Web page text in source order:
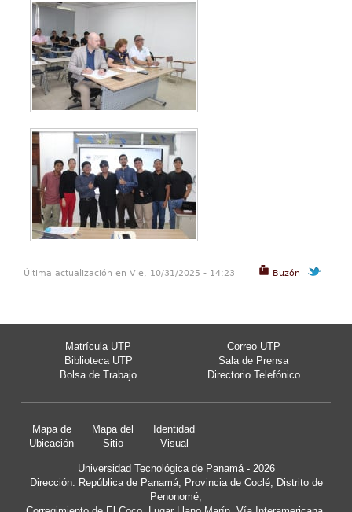
Buzón
Última actualización en Vie, 10/31/2025 - 14:23
Matrícula UTP
Correo UTP
Biblioteca UTP
Sala de Prensa
Bolsa de Trabajo
Directorio Telefónico
Mapa de
Ubicación
Mapa del
Sitio
Identidad
Visual
Universidad Tecnológica de Panamá - 2026
Dirección: República de Panamá, Provincia de Coclé, Distrito de
Penonomé,